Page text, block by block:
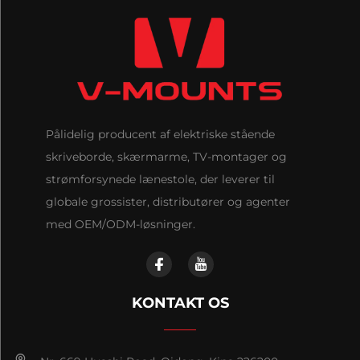
Pålidelig producent af elektriske stående
skriveborde, skærmarme, TV-montager og
strømforsynede lænestole, der leverer til
globale grossister, distributører og agenter
med OEM/ODM-løsninger.
KONTAKT OS